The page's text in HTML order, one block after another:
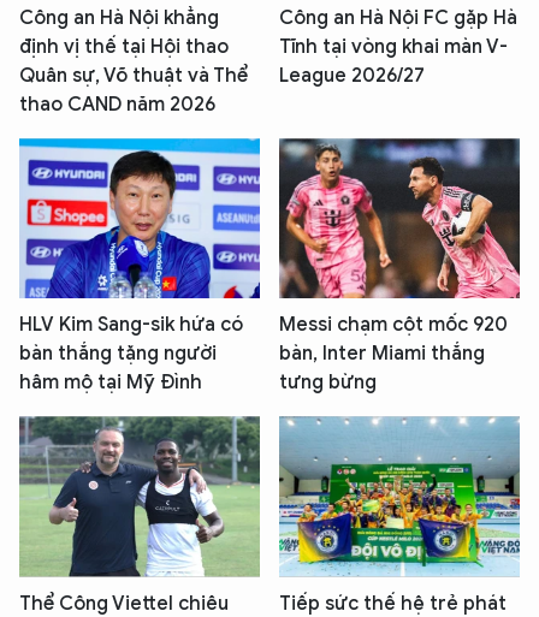
Công an Hà Nội khẳng
định vị thế tại Hội thao
Quân sự, Võ thuật và Thể
thao CAND năm 2026
Công an Hà Nội FC gặp Hà
Tĩnh tại vòng khai màn V-
League 2026/27
HLV Kim Sang-sik hứa có
bàn thắng tặng người
hâm mộ tại Mỹ Đình
Messi chạm cột mốc 920
bàn, Inter Miami thắng
tưng bừng
Thể Công Viettel chiêu
Tiếp sức thế hệ trẻ phát